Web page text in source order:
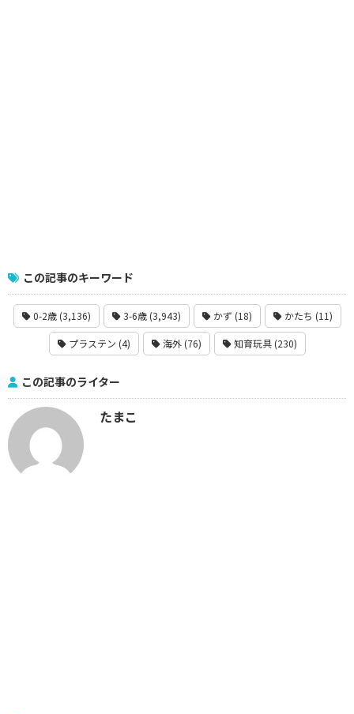
この記事のキーワード
0-2歳 (3,136) 3-6歳 (3,943) かず (18) かたち (11)
プラステン (4) 海外 (76) 知育玩具 (230)
この記事のライター
たまこ